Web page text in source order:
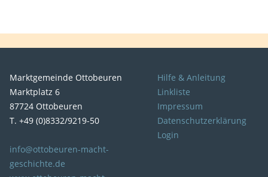
Marktgemeinde Ottobeuren
Marktplatz 6
87724 Ottobeuren
T. +49 (0)8332/9219-50
info@ottobeuren-macht-
geschichte.de
Hilfe & Anleitung
Linkliste
Impressum
Datenschutzerklärung
Login